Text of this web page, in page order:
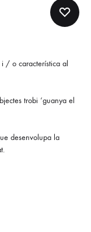
i / o característica al
trobi ‘guanya el
desenvolupa la